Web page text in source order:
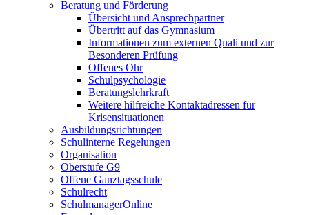
Beratung und Förderung
Übersicht und Ansprechpartner
Übertritt auf das Gymnasium
Informationen zum externen Quali und zur
Besonderen Prüfung
Offenes Ohr
Schulpsychologie
Beratungslehrkraft
Weitere hilfreiche Kontaktadressen für
Krisensituationen
Ausbildungsrichtungen
Schulinterne Regelungen
Organisation
Oberstufe G9
Offene Ganztagsschule
Schulrecht
SchulmanagerOnline